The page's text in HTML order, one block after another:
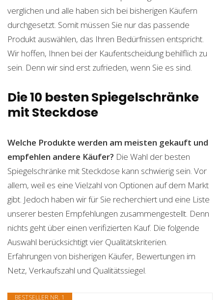
verglichen und alle haben sich bei bisherigen Käufern
durchgesetzt. Somit müssen Sie nur das passende
Produkt auswählen, das Ihren Bedürfnissen entspricht.
Wir hoffen, Ihnen bei der Kaufentscheidung behilflich zu
sein. Denn wir sind erst zufrieden, wenn Sie es sind.
Die 10 besten Spiegelschränke
mit Steckdose
Welche Produkte werden am meisten gekauft und
empfehlen andere Käufer? Die Wahl der besten
Spiegelschränke mit Steckdose kann schwierig sein. Vor
allem, weil es eine Vielzahl von Optionen auf dem Markt
gibt. Jedoch haben wir für Sie recherchiert und eine Liste
unserer besten Empfehlungen zusammengestellt. Denn
nichts geht über einen verifizierten Kauf. Die folgende
Auswahl berücksichtigt vier Qualitätskriterien.
Erfahrungen von bisherigen Käufer, Bewertungen im
Netz, Verkaufszahl und Qualitätssiegel.
BESTSELLER NR. 1